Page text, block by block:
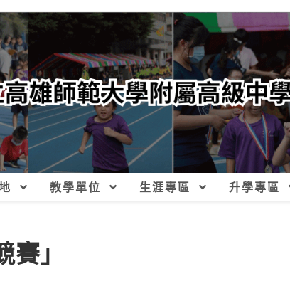
教學單位 生涯專區 升學專區
」